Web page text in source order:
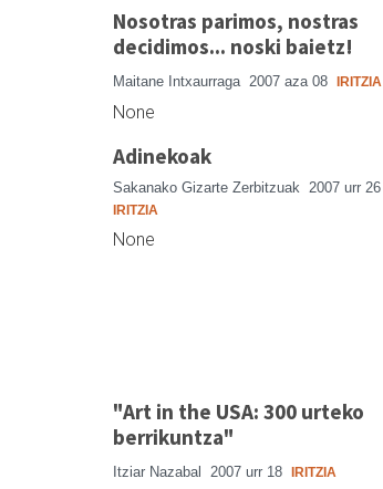
Nosotras parimos, nostras
decidimos... noski baietz!
Maitane Intxaurraga 2007 aza 08 IRITZIA
None
Adinekoak
Sakanako Gizarte Zerbitzuak 2007 urr 26
IRITZIA
None
"Art in the USA: 300 urteko
berrikuntza"
Itziar Nazabal 2007 urr 18 IRITZIA